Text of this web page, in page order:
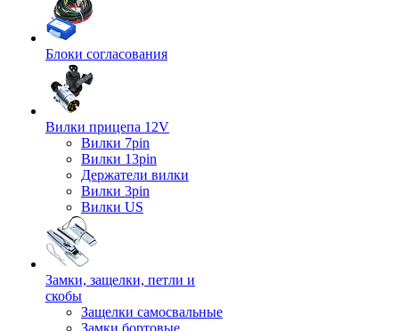
Блоки согласования
Вилки прицепа 12V
Вилки 7pin
Вилки 13pin
Держатели вилки
Вилки 3pin
Вилки US
Замки, защелки, петли и
скобы
Защелки самосвальные
Замки бортовые